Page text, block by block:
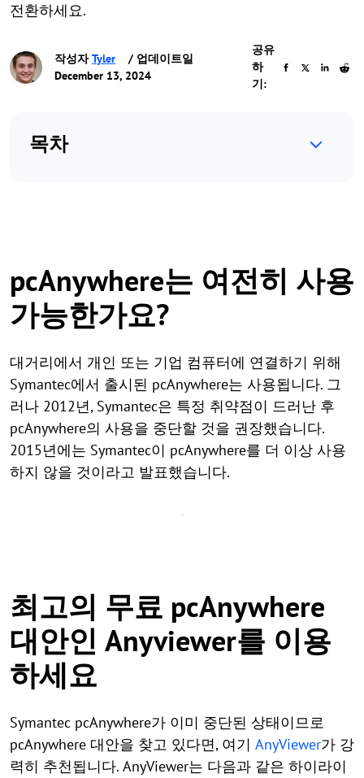
전환하세요.
작성자Tyler
/ 업데이트일
December 13, 2024
공유
하
기:
목차
pcAnywhere는 여전히 사용
가능한가요?
대거리에서 개인 또는 기업 컴퓨터에 연결하기 위해
Symantec에서 출시된 pcAnywhere는 사용됩니다. 그
러나 2012년, Symantec은 특정 취약점이 드러난 후
pcAnywhere의 사용을 중단할 것을 권장했습니다.
2015년에는 Symantec이 pcAnywhere를 더 이상 사용
하지 않을 것이라고 발표했습니다.
최고의 무료 pcAnywhere
대안인 Anyviewer를 이용
하세요
Symantec pcAnywhere가 이미 중단된 상태이므로
pcAnywhere 대안을 찾고 있다면, 여기 AnyViewer가 강
력히 추천됩니다. AnyViewer는 다음과 같은 하이라이